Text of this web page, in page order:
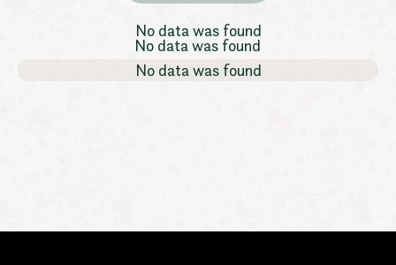
No data was found
No data was found
No data was found